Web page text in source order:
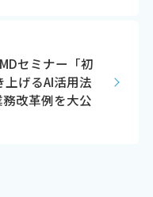
セミナー「初
げるAI活用法
改革例を大公